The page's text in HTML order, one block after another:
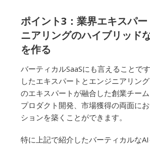
ポイント3：業界エキスパ
ニアリングのハイブリッド
を作る
バーティカルSaaSにも言えることで
したエキスパートとエンジニアリング
のエキスパートが融合した創業チーム
プロダクト開発、市場獲得の両面に
ションを築くことができます。
特に上記で紹介したバーティカルなAI